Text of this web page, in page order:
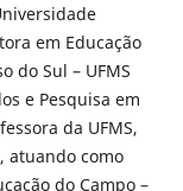
em Educação
do Sul – UFMS
e Pesquisa em
da UFMS,
atuando como
do Campo –